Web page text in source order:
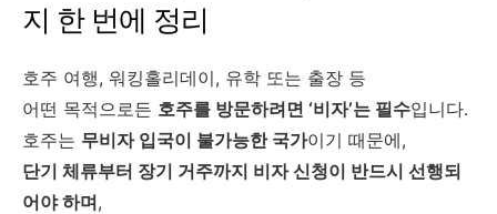
지 한 번에 정리
호주 여행, 워킹홀리데이, 유학 또는 출장 등
어떤 목적으로든 호주를 방문하려면 ‘비자’는 필수입니다.
호주는 무비자 입국이 불가능한 국가이기 때문에,
단기 체류부터 장기 거주까지 비자 신청이 반드시 선행되
어야 하며,